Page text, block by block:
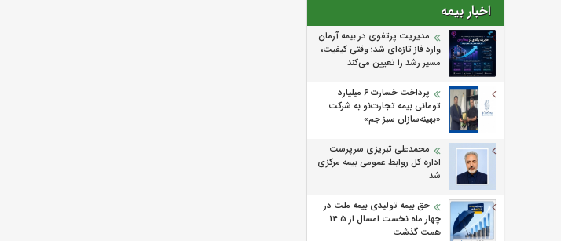
اخبار بیمه
مدیریت پرتفوی در بیمه آرمان
وارد فاز تازه‌ای شد؛ وقتی کیفیت،
مسیر رشد را تعیین می‌کند
پرداخت خسارت ۶ میلیارد
تومانی بیمه تجارت‌نو به شرکت
«بهینه‌سازان سبز جم»
محمدعلی تبریزی سرپرست
اداره كل روابط عمومی بیمه مركزی
شد
حق بیمه تولیدی بیمه ملت در
چهار ماه نخست امسال از 14.5
همت گذشت